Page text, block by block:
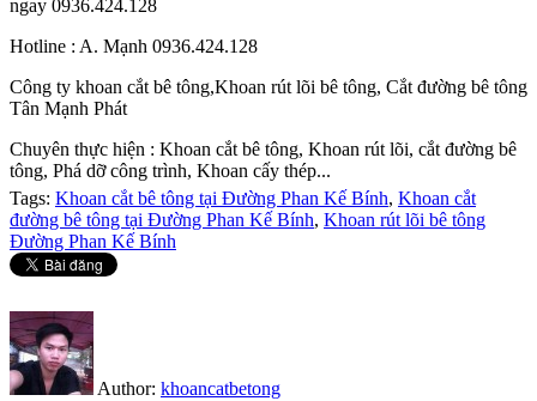
ngay 0936.424.128
Hotline : A. Mạnh 0936.424.128
Công ty khoan cắt bê tông,Khoan rút lõi bê tông, Cắt đường bê tông
Tân Mạnh Phát
Chuyên thực hiện : Khoan cắt bê tông, Khoan rút lõi, cắt đường bê
tông, Phá dỡ công trình, Khoan cấy thép...
Tags: Khoan cắt bê tông tại Đường Phan Kế Bính, Khoan cắt
đường bê tông tại Đường Phan Kế Bính, Khoan rút lõi bê tông
Đường Phan Kế Bính
Author: khoancatbetong